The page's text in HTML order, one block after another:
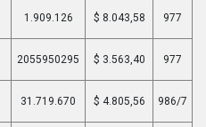
1.909.126 $ 8.043,58 977
2055950295 $ 3.563,40 977
31.719.670 $ 4.805,56 986/7